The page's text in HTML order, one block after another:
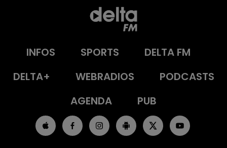
INFOS SPORTS
DELTA FM
DELTA+
WEBRADIOS
PODCASTS
AGENDA
PUB